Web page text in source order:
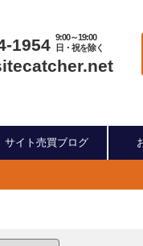
1954 9:00～19:00
日・祝を除く
サイト売買ブログ